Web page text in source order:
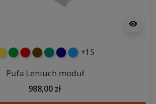
visibility
zielonyczerwony
czekoladowy
turkusowy
granatowy
niebieski
+15
Pufa Leniuch moduł
988,00 zł